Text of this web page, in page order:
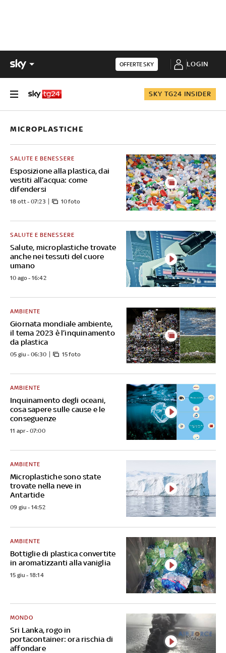
OFFERTE SKY LOGIN
SKY TG24 INSIDER
MICROPLASTICHE
Esposizione alla plastica, dai
vestiti all’acqua: come
difendersi
SALUTE E BENESSERE
18 ott - 07:23 10 foto
Salute, microplastiche trovate
anche nei tessuti del cuore
umano
SALUTE E BENESSERE
10 ago - 16:42
Giornata mondiale ambiente,
il tema 2023 è l’inquinamento
da plastica
AMBIENTE
05 giu - 06:30 15 foto
Inquinamento degli oceani,
cosa sapere sulle cause e le
conseguenze
AMBIENTE
11 apr - 07:00
Microplastiche sono state
trovate nella neve in
Antartide
AMBIENTE
09 giu - 14:52
Bottiglie di plastica convertite
in aromatizzanti alla vaniglia
AMBIENTE
15 giu - 18:14
Sri Lanka, rogo in
portacontainer: ora rischia di
affondare
MONDO